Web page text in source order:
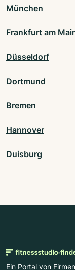
München
Frankfurt am
Düsseldorf
Dortmund
Bremen
Hannover
Duisburg
Ein Portal von